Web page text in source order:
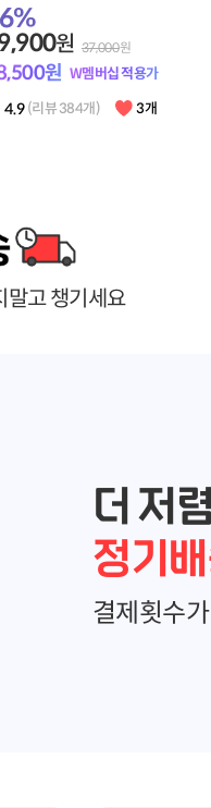
%
원 24,000원
원 W멤버십 적용가
4.9 (리뷰 565개) 95개
말고 챙기세요
더 저
정기
결제횟수